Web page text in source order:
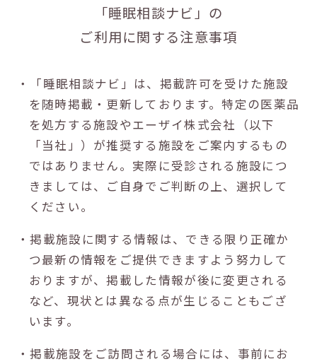
「睡眠相談ナビ」の
ご利用に関する注意事項
・「睡眠相談ナビ」は、掲載許可を受けた施設
を随時掲載・更新しております。特定の医薬品
を処方する施設やエーザイ株式会社（以下
「当社」）が推奨する施設をご案内するもの
ではありません。実際に受診される施設につ
きましては、ご自身でご判断の上、選択して
ください。
・掲載施設に関する情報は、できる限り正確か
つ最新の情報をご提供できますよう努力して
おりますが、掲載した情報が後に変更される
など、現状とは異なる点が生じることもござ
います。
・掲載施設をご訪問される場合には、事前にお